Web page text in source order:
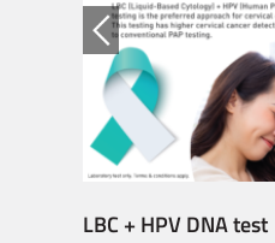
LBC + HPV DNA test